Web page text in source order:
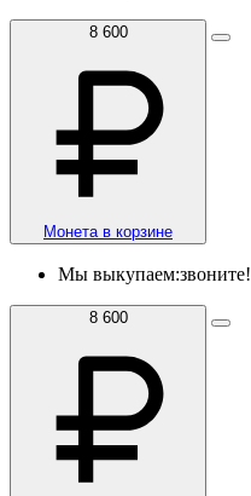
8 600
Монета в корзине
Мы выкупаем:звоните!
8 600